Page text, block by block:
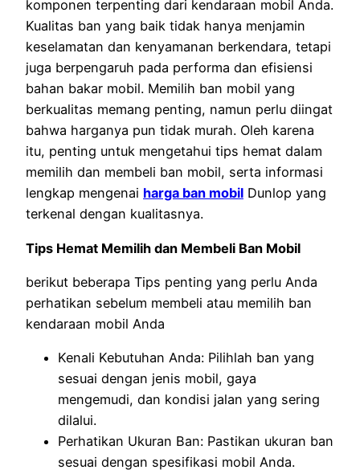
komponen terpenting dari kendaraan mobil Anda.
Kualitas ban yang baik tidak hanya menjamin
keselamatan dan kenyamanan berkendara, tetapi
juga berpengaruh pada performa dan efisiensi
bahan bakar mobil. Memilih ban mobil yang
berkualitas memang penting, namun perlu diingat
bahwa harganya pun tidak murah. Oleh karena
itu, penting untuk mengetahui tips hemat dalam
memilih dan membeli ban mobil, serta informasi
lengkap mengenai harga ban mobil Dunlop yang
terkenal dengan kualitasnya.
Tips Hemat Memilih dan Membeli Ban Mobil
berikut beberapa Tips penting yang perlu Anda
perhatikan sebelum membeli atau memilih ban
kendaraan mobil Anda
Kenali Kebutuhan Anda: Pilihlah ban yang
sesuai dengan jenis mobil, gaya
mengemudi, dan kondisi jalan yang sering
dilalui.
Perhatikan Ukuran Ban: Pastikan ukuran ban
sesuai dengan spesifikasi mobil Anda.